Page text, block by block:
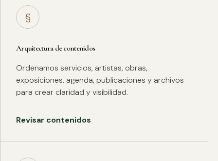
§
Arquitectura de contenidos
Ordenamos servicios, artistas, obras,
exposiciones, agenda, publicaciones y archivos
para crear claridad y visibilidad.
Revisar contenidos